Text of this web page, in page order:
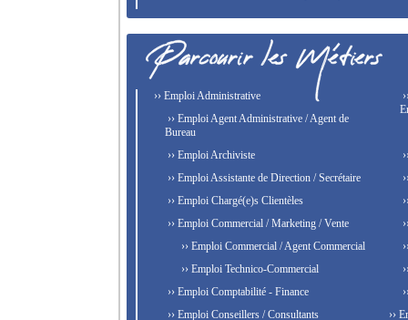
›› Emploi Administrative
›› Emploi Agent Administrative / Agent de
Bureau
›› Emploi Archiviste
›› Emploi Assistante de Direction / Secrétaire
›› Emploi Chargé(e)s Clientèles
›› Emploi Commercial / Marketing / Vente
›› Emploi Commercial / Agent Commercial
›› Emploi Technico-Commercial
›› Emploi Comptabilité - Finance
›› Emploi Conseillers / Consultants
››